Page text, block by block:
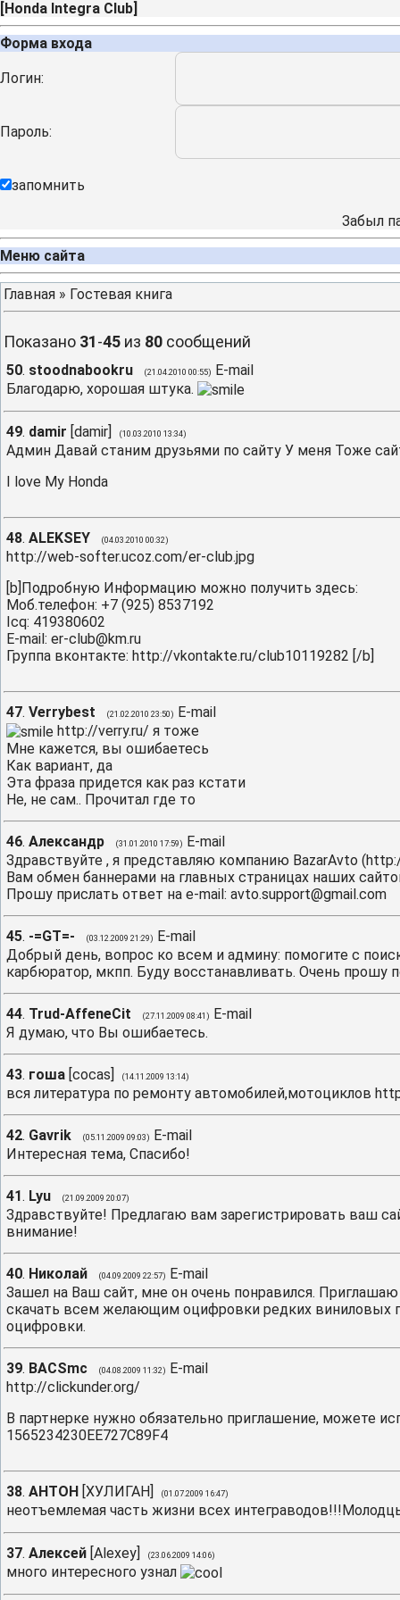
[Honda Integra Club]
Форма входа
Логин:
Пароль:
запомнить
Забыл
Меню сайта
Главная » Гостевая книга
Показано 31-45 из 80 сообщений
50. stoodnabookru (21.04.2010 00:55) E-mail
Благодарю, хорошая штука.
49. damir [damir] (10.03.2010 13:34)
Админ Давай станим друзьями по сайту У меня Тоже
I love My Honda
48. ALEKSEY (04.03.2010 00:32)
http://web-softer.ucoz.com/er-club.jpg
[b]Подробную Информацию можно получить здесь:
Моб.телефон: +7 (925) 8537192
Icq: 419380602
E-mail: er-club@km.ru
Группа вконтакте: http://vkontakte.ru/club10119282 [/b]
47. Verrybest (21.02.2010 23:50) E-mail
http://verry.ru/ я тоже
Мне кажется, вы ошибаетесь
Как вариант, да
Эта фраза придется как раз кстати
Не, не сам.. Прочитал где то
46. Александр (31.01.2010 17:59) E-mail
Здравствуйте , я представляю компанию BazarAvto
Вам обмен баннерами на главных страницах наших
Прошу прислать ответ на e-mail: avto.support@gmail.com
45. -=GT=- (03.12.2009 21:29) E-mail
Добрый день, вопрос ко всем и админу: помогите с
карбюратор, мкпп. Буду восстанавливать. Очень прошу
44. Trud-AffeneCit (27.11.2009 08:41) E-mail
Я думаю, что Вы ошибаетесь.
43. гоша [cocas] (14.11.2009 13:14)
вся литература по ремонту автомобилей,мотоциклов
42. Gavrik (05.11.2009 09:03) E-mail
Интересная тема, Спасибо!
41. Lyu (21.09.2009 20:07)
Здравствуйте! Предлагаю вам зарегистрировать ваш
внимание!
40. Николай (04.09.2009 22:57) E-mail
Зашел на Ваш сайт, мне он очень понравился.
скачать всем желающим оцифровки редких виниловых
оцифровки.
39. BACSmc (04.08.2009 11:32) E-mail
http://clickunder.org/
В партнерке нужно обязательно приглашение, можете
1565234230EE727C89F4
38. АНТОН [ХУЛИГАН] (01.07.2009 16:47)
неотъемлемая часть жизни всех
37. Алексей [Alexey] (23.06.2009 14:06)
много интересного узнал